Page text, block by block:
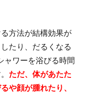
方法が結構効果が
たり、だるくなる
ャワーを浴びる時間
ただ、体があたた
や顔が腫れたり、